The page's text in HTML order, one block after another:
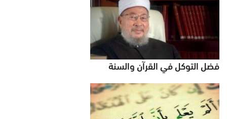
فضل التوكل في القرآن والسنة